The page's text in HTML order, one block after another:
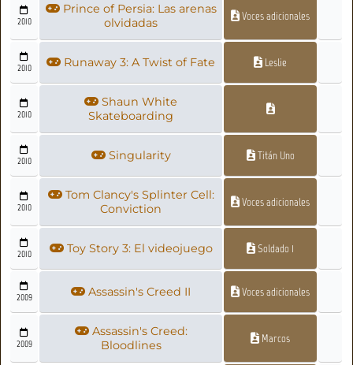
2010
Prince of Persia: Las arenas
olvidadas
Voces adicionales
2010 Runaway 3: A Twist of Fate Leslie
2010
Shaun White
Skateboarding
2010 Singularity Titán Uno
2010
Tom Clancy's Splinter Cell:
Conviction
Voces adicionales
2010 Toy Story 3: El videojuego Soldado 1
2009 Assassin's Creed II Voces adicionales
2009
Assassin's Creed:
Bloodlines
Marcos